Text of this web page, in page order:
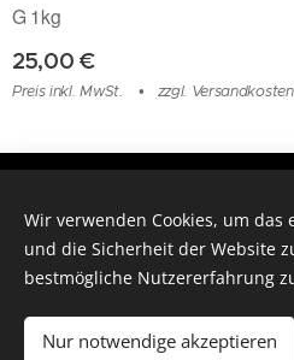
G 1kg
25,00 €
Preis inkl. MwSt. zzgl. Versandkosten
Zum
© 2019 Unikat Steinfiguren
Wir verwenden Cookies, um
und die Sicherheit der Website
bestmögliche Nutzererfahrung
Nur notwendige akzeptieren